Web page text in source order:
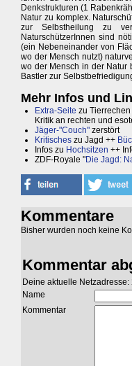
Denkstrukturen (1
Natur zu komplex.
zur Selbstheilung zu
NaturschützerInnen sind
(ein Nebeneinander von
wo der Mensch nutzt)
wo der Mensch in der Natur
Bastler zur
Mehr Infos und
Extra-Seite zu
Kritik an rechten und
Jäger-"Couch" zerstört
Kritisches zu Jagd ++
Infos zu Hochsitzen ++
ZDF-Royale "Die Jagd:
Kommentare
Bisher wurden noch keine
Kommentar
Deine aktuelle
Name
Kommentar